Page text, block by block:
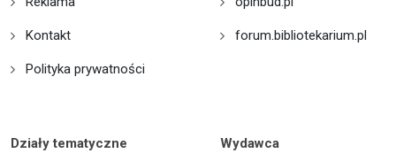
Kontakt
Polityka prywatności
forum.bibliotekarium.pl
Działy tematyczne Wydawca